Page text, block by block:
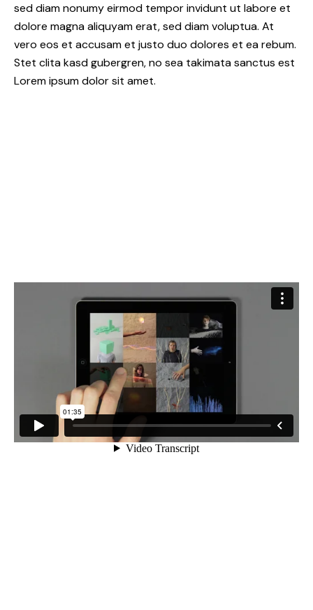
sed diam nonumy eirmod tempor invidunt ut labore et
dolore magna aliquyam erat, sed diam voluptua. At
vero eos et accusam et justo duo dolores et ea rebum.
Stet clita kasd gubergren, no sea takimata sanctus est
Lorem ipsum dolor sit amet.